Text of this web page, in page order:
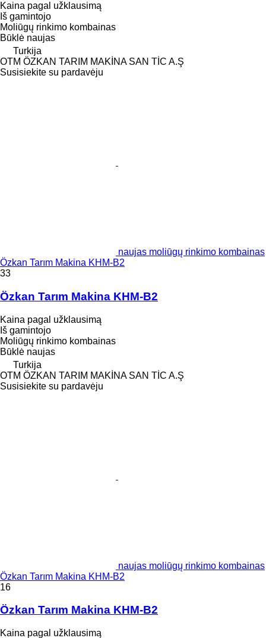
Kaina pagal užklausimą
Iš gamintojo
Moliūgų rinkimo kombainas
Būklė naujas
Turkija
OTM ÖZKAN TARIM MAKİNA SAN TİC A.Ş
Susisiekite su pardavėju
naujas moliūgų rinkimo kombainas
Özkan Tarım Makina KHM-B2
33
Özkan Tarım Makina KHM-B2
Kaina pagal užklausimą
Iš gamintojo
Moliūgų rinkimo kombainas
Būklė naujas
Turkija
OTM ÖZKAN TARIM MAKİNA SAN TİC A.Ş
Susisiekite su pardavėju
naujas moliūgų rinkimo kombainas
Özkan Tarım Makina KHM-B2
16
Özkan Tarım Makina KHM-B2
Kaina pagal užklausimą